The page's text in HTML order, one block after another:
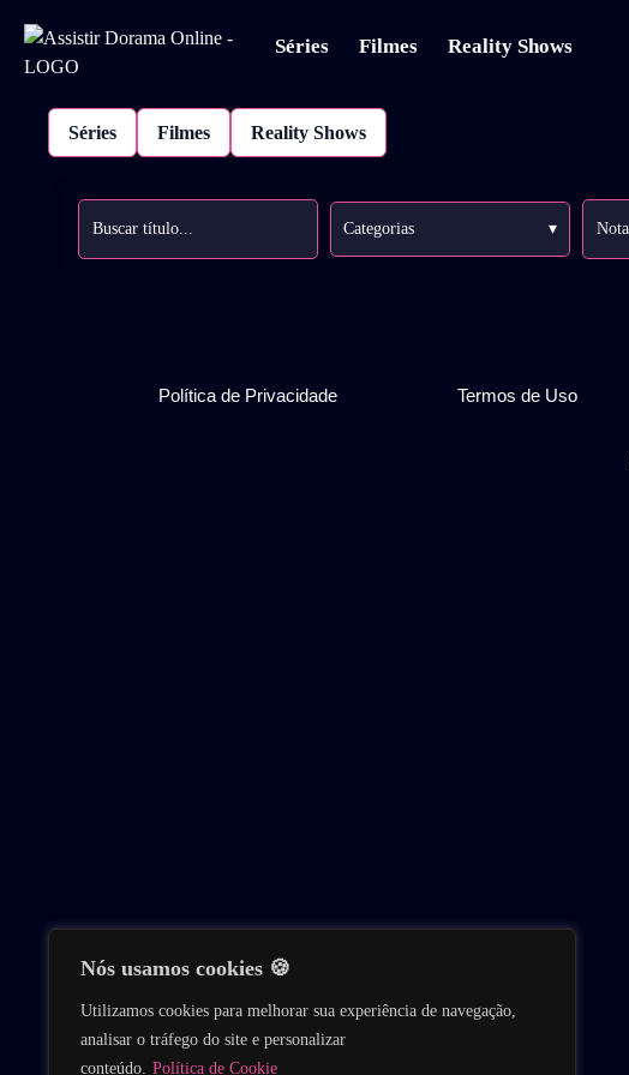
Nós usamos cookies 🍪
Utilizamos cookies para melhorar sua experiência de navegação,
analisar o tráfego do site e personalizar
conteúdo. Política de Cookie
Séries Filmes Reality Shows
Séries Filmes Reality Shows
Categorias ▾
Política de Privacidade Termos de Uso